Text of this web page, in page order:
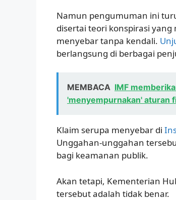
Namun pengumuman ini
disertai teori konspirasi
menyebar tanpa kendali.
berlangsung di berbagai
MEMBACA IMF
'menyempurnakan' aturan
Klaim serupa menyebar di
Unggahan-unggahan
bagi keamanan publik.
Akan tetapi, Kementerian
tersebut adalah tidak benar.